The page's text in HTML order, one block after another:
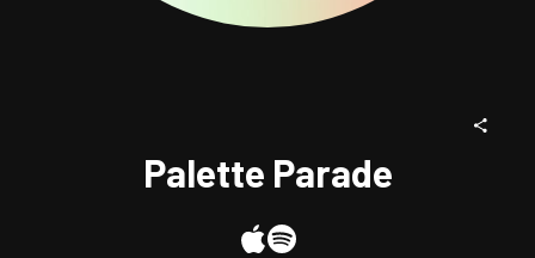
Palette Parade